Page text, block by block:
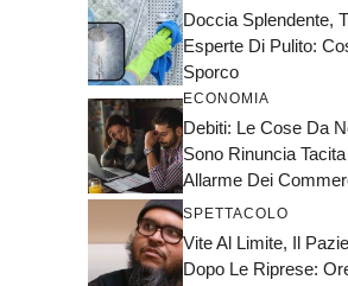
Doccia Splendente,
Esperte Di Pulito:
Sporco
ECONOMIA
Debiti: Le Cose Da
Sono Rinuncia
Allarme Dei
SPETTACOLO
Vite Al Limite, Il
Dopo Le Riprese: